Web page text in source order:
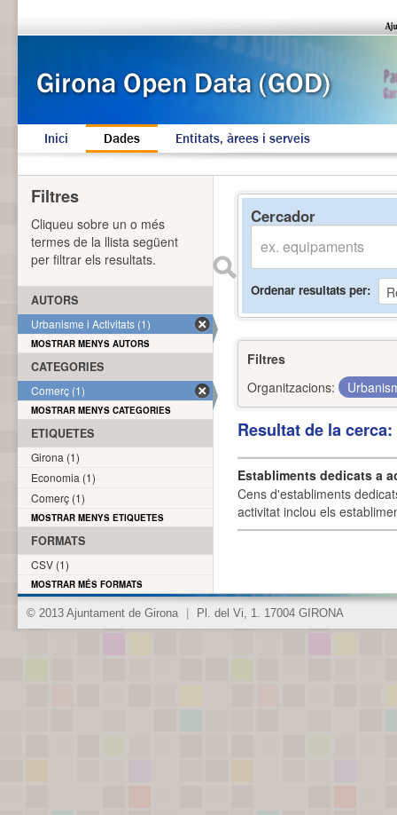
Inici Dades Entitats, àrees i serveis
Cercador
Ordenar resultats per
Filtres
Organitzacions:
Resultat de la
Establiments dedicats a
Cens d'establiments
activitat inclou els
Filtres
Cliqueu sobre un o més
termes de la llista següent
per filtrar els resultats.
AUTORS
Urbanisme i Activitats (1)
MOSTRAR MENYS AUTORS
CATEGORIES
Comerç (1)
MOSTRAR MENYS CATEGORIES
ETIQUETES
Girona (1)
Economia (1)
Comerç (1)
MOSTRAR MENYS ETIQUETES
FORMATS
CSV (1)
MOSTRAR MÉS FORMATS
© 2013 Ajuntament de Girona Pl. del Vi, 1. 17004 GIRONA